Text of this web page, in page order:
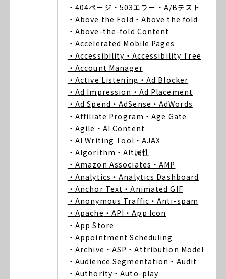
・404ページ ・503エラー ・A/Bテスト
・Above the Fold ・Above the fold
・Above-the-fold Content
・Accelerated Mobile Pages
・Accessibility ・Accessibility Tree
・Account Manager
・Active Listening ・Ad Blocker
・Ad Impression ・Ad Placement
・Ad Spend ・AdSense ・AdWords
・Affiliate Program ・Age Gate
・Agile ・AI Content
・AI Writing Tool ・AJAX
・Algorithm ・Alt属性
・Amazon Associates ・AMP
・Analytics ・Analytics Dashboard
・Anchor Text ・Animated GIF
・Anonymous Traffic ・Anti-spam
・Apache ・API ・App Icon
・App Store
・Appointment Scheduling
・Archive ・ASP ・Attribution Model
・Audience Segmentation ・Audit
・Authority ・Auto-play